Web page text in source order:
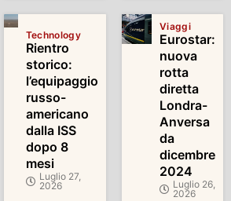
Technology
Rientro
storico:
l’equipaggio
russo-
americano
dalla ISS
dopo 8
mesi
Luglio 27,
2026
Viaggi
Eurostar:
nuova
rotta
diretta
Londra-
Anversa
da
dicembre
2024
Luglio 26,
2026